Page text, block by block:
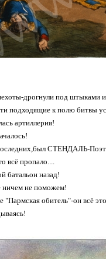
дрогнули под штыками
подходящие к полю битвы
артиллерия!
СТЕНДАЛЬ-
всё пропало....
батальон назад!
ничем не поможем!
"Пармская обитель"-он всё